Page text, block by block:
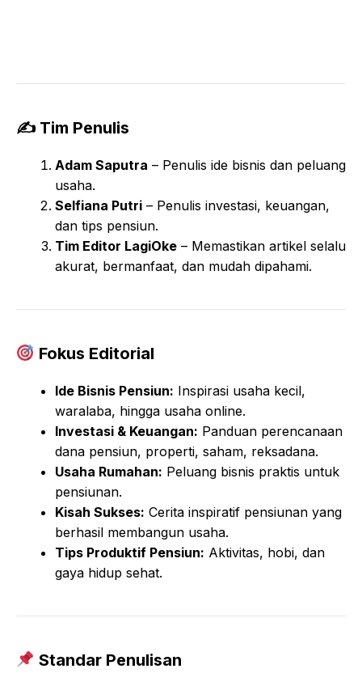
✍️ Tim Penulis
Adam Saputra – Penulis ide bisnis dan peluang
usaha.
Selfiana Putri – Penulis investasi, keuangan,
dan tips pensiun.
Tim Editor LagiOke – Memastikan artikel selalu
akurat, bermanfaat, dan mudah dipahami.
Fokus Editorial
Ide Bisnis Pensiun: Inspirasi usaha kecil,
waralaba, hingga usaha online.
Investasi & Keuangan: Panduan perencanaan
dana pensiun, properti, saham, reksadana.
Usaha Rumahan: Peluang bisnis praktis untuk
pensiunan.
Kisah Sukses: Cerita inspiratif pensiunan yang
berhasil membangun usaha.
Tips Produktif Pensiun: Aktivitas, hobi, dan
gaya hidup sehat.
Standar Penulisan